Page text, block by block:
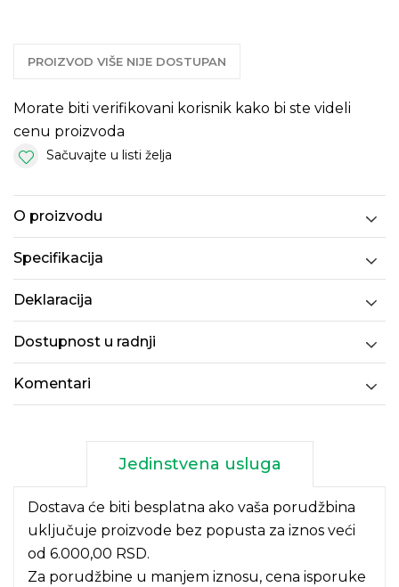
PROIZVOD VIŠE NIJE DOSTUPAN
Morate biti verifikovani korisnik kako bi ste videli
cenu proizvoda
Sačuvajte u listi želja
O proizvodu
Specifikacija
Deklaracija
Dostupnost u radnji
Komentari
Jedinstvena usluga
Dostava će biti besplatna ako vaša porudžbina
uključuje proizvode bez popusta za iznos veći
od 6.000,00 RSD.
Za porudžbine u manjem iznosu, cena isporuke